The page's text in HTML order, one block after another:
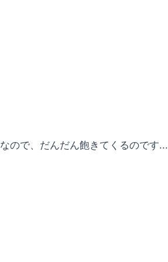
なので、だんだん飽きてくるのです...